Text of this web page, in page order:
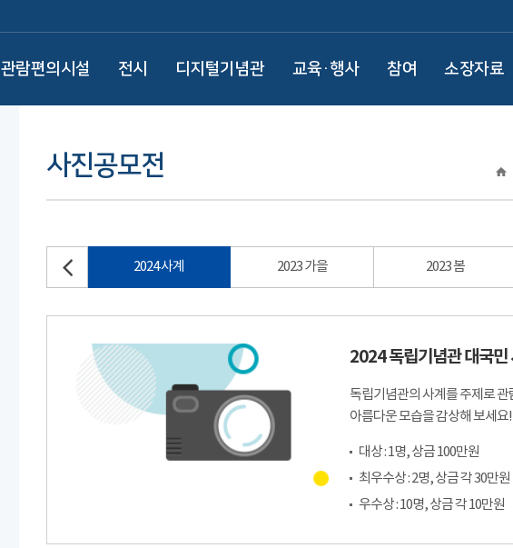
관람편의시설 전시 디지털기념관 교육·행사 참여 소장자료
사진공모전
2024 사계 2023 가을 2023 봄
2024 독립기념관 대국민
독립기념관의 사계를 주제로
아름다운 모습을 감상해 보세요!
대상 : 1명, 상금 100만원
최우수상 : 2명, 상금 각 30만원
우수상 : 10명, 상금 각 10만원